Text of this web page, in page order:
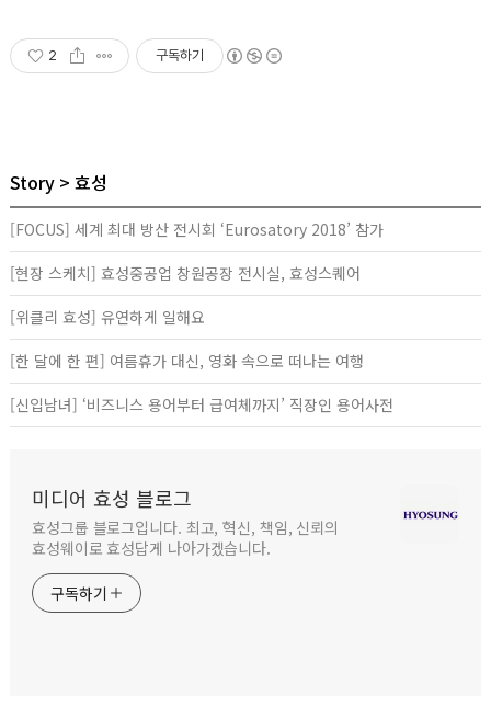
2 구독하기
Story 효성
[FOCUS] 세계 최대 방산 전시회 ‘Eurosatory 2018’ 참가
[현장 스케치] 효성중공업 창원공장 전시실, 효성스퀘어
[위클리 효성] 유연하게 일해요
[한 달에 한 편] 여름휴가 대신, 영화 속으로 떠나는 여행
[신입남녀] ‘비즈니스 용어부터 급여체까지’ 직장인 용어사전
미디어 효성 블로그
효성그룹 블로그입니다. 최고, 혁신, 책임, 신뢰의
효성웨이로 효성답게 나아가겠습니다.
구독하기